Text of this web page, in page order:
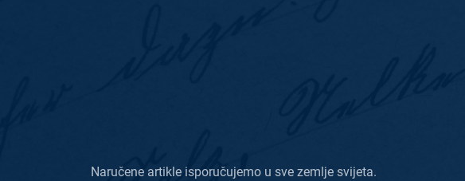
Naručene artikle isporučujemo u sve zemlje svijeta.